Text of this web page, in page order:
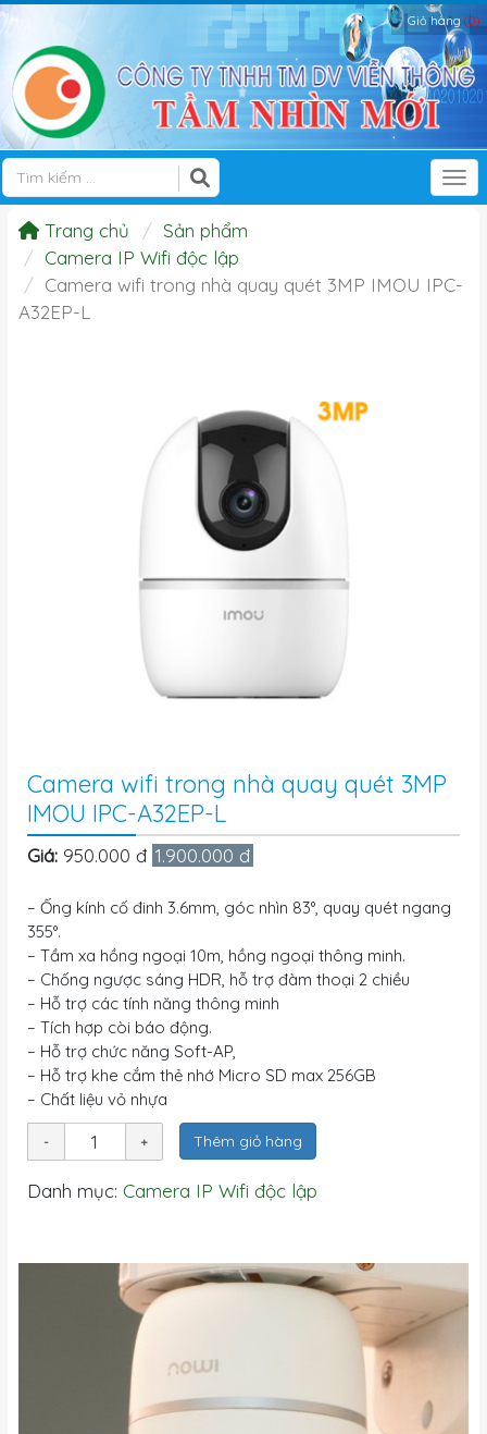
Giỏ hàng (0)
Trang chủ
Sản phẩm
Camera IP Wifi độc lập
Camera wifi trong nhà quay quét 3MP IMOU IPC-
A32EP-L
Camera wifi trong nhà quay quét 3MP
IMOU IPC-A32EP-L
Giá: 950.000 đ 1.900.000 đ
– Ống kính cố đinh 3.6mm, góc nhìn 83°, quay quét ngang
355°.
– Tầm xa hồng ngoại 10m, hồng ngoại thông minh.
– Chống ngược sáng HDR, hỗ trợ đàm thoại 2 chiều
– Hỗ trợ các tính năng thông minh
– Tích hợp còi báo động.
– Hỗ trợ chức năng Soft-AP,
– Hỗ trợ khe cắm thẻ nhớ Micro SD max 256GB
– Chất liệu vỏ nhựa
Thêm giỏ hàng
Danh mục: Camera IP Wifi độc lập